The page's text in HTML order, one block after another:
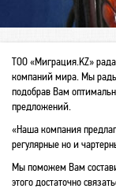
ТОО «Миграция.KZ»
компаний мира. Мы
подобрав Вам
предложений.
«Наша компания
регулярные но и
Мы поможем Вам
этого достаточно